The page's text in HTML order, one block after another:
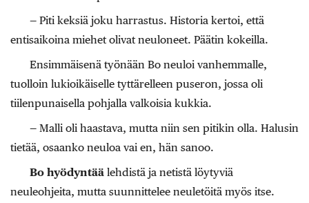
— Piti keksiä joku harrastus. Historia kertoi, että
entisaikoina miehet olivat neuloneet. Päätin kokeilla.
Ensimmäisenä työnään Bo neuloi vanhemmalle,
tuolloin lukioikäiselle tyttärelleen puseron, jossa oli
tiilenpunaisella pohjalla valkoisia kukkia.
— Malli oli haastava, mutta niin sen pitikin olla. Halusin
tietää, osaanko neuloa vai en, hän sanoo.
Bo hyödyntää lehdistä ja netistä löytyviä
neuleohjeita, mutta suunnittelee neuletöitä myös itse.